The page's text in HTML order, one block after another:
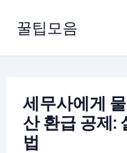
로
꿀팁모음
세무사에게
산 환급 공제:
법